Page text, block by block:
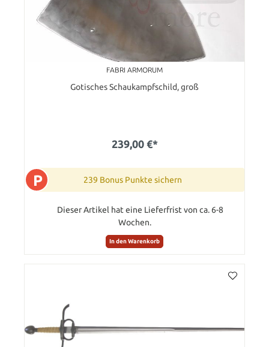
FABRI ARMORUM
Gotisches Schaukampfschild, groß
239,00 €*
P 239 Bonus Punkte sichern
Dieser Artikel hat eine Lieferfrist von ca. 6-8
Wochen.
In den Warenkorb